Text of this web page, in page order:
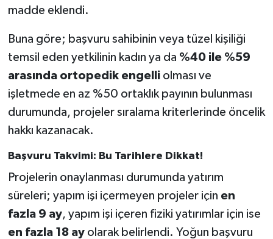
madde eklendi.
Buna göre; başvuru sahibinin veya tüzel kişiliği
temsil eden yetkilinin kadın ya da %40 ile %59
arasında ortopedik engelliolması ve
işletmede en az %50 ortaklık payının bulunması
durumunda, projeler sıralama kriterlerinde öncelik
hakkı kazanacak.
Başvuru Takvimi: Bu Tarihlere Dikkat!
Projelerin onaylanması durumunda yatırım
süreleri; yapım işi içermeyen projeler için en
fazla 9 ay, yapım işi içeren fiziki yatırımlar için ise
en fazla 18 ayolarak belirlendi. Yoğun başvuru